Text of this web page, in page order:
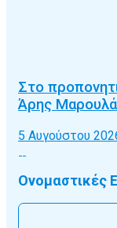
Στο
Άρης
5 Αυγούστου
Ονομαστικές